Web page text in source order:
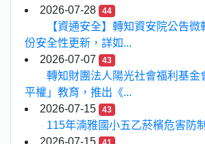
2026-07-28
44
【資通安全】轉知資安院公告微
份安全性更新，詳如...
2026-07-07
43
轉知財團法人陽光社會福利基金
平權」教育，推出《...
2026-07-15
43
115年湳雅國小五乙菸檳危害防
2026-07-15